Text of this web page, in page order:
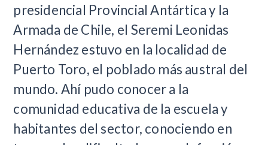
presidencial Provincial Antártica y la
Armada de Chile, el Seremi Leonidas
Hernández estuvo en la localidad de
Puerto Toro, el poblado más austral del
mundo. Ahí pudo conocer a la
comunidad educativa de la escuela y
habitantes del sector, conociendo en